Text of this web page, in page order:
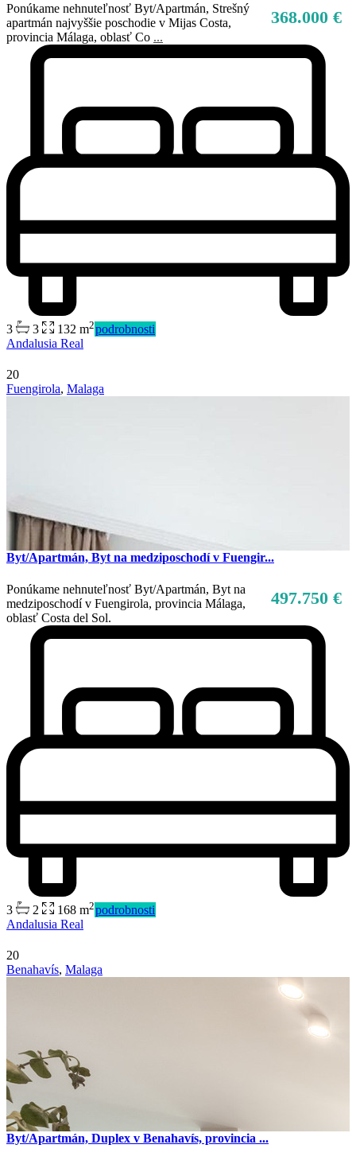
368.000 €
Ponúkame nehnuteľnosť Byt/Apartmán, Strešný
apartmán najvyššie poschodie v Mijas Costa,
provincia Málaga, oblasť Co ...
3 3 132 m2podrobnosti
Andalusia Real
20
Fuengirola, Malaga
Byt/Apartmán, Byt na medziposchodí v Fuengir...
497.750 €
Ponúkame nehnuteľnosť Byt/Apartmán, Byt na
medziposchodí v Fuengirola, provincia Málaga,
oblasť Costa del Sol.
3 2 168 m2podrobnosti
Andalusia Real
20
Benahavís, Malaga
Byt/Apartmán, Duplex v Benahavís, provincia ...